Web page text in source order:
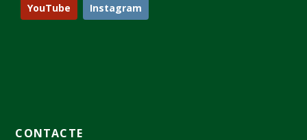
YouTube Instagram
CONTACTE